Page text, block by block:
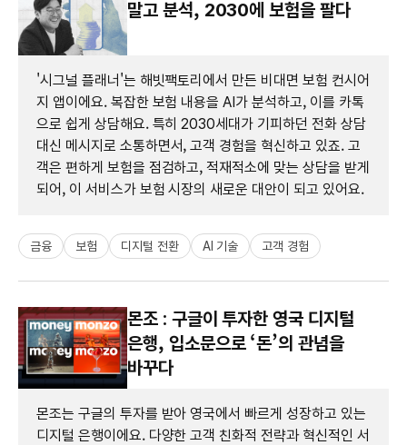
말고 분석, 2030에 보험을 팔다
'시그널 플래너'는 해빗팩토리에서 만든 비대면 보험 컨시어
지 앱이에요. 복잡한 보험 내용을 AI가 분석하고, 이를 카톡
으로 쉽게 상담해요. 특히 2030세대가 기피하던 전화 상담
대신 메시지로 소통하면서, 고객 경험을 혁신하고 있죠. 고
객은 편하게 보험을 점검하고, 적재적소에 맞는 상담을 받게
되어, 이 서비스가 보험 시장의 새로운 대안이 되고 있어요.
금융 보험 디지털 전환 AI 기술 고객 경험
몬조 : 구글이 투자한 영국 디지털
은행, 입소문으로 ‘돈’의 관념을
바꾸다
몬조는 구글의 투자를 받아 영국에서 빠르게 성장하고 있는
디지털 은행이에요. 다양한 고객 친화적 전략과 혁신적인 서